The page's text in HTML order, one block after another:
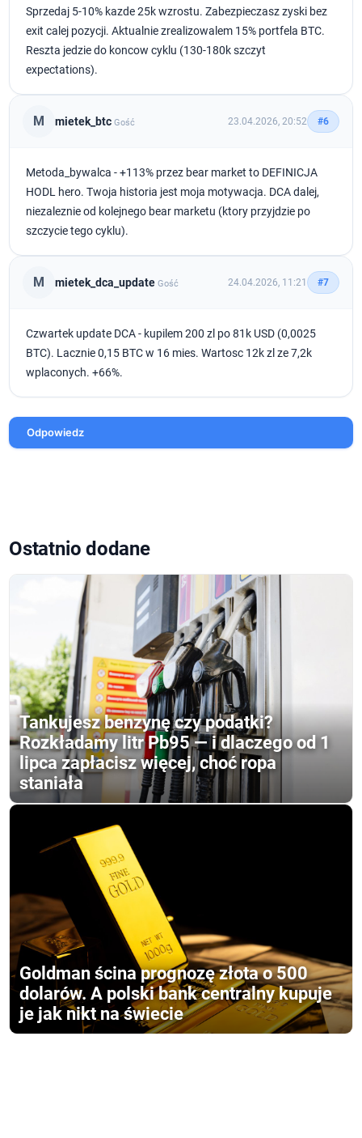
Sprzedaj 5-10% kazde 25k wzrostu. Zabezpieczasz zyski bez
exit calej pozycji. Aktualnie zrealizowalem 15% portfela BTC.
Reszta jedzie do koncow cyklu (130-180k szczyt
expectations).
M mietek_btc Gość 23.04.2026, 20:52 #6
Metoda_bywalca - +113% przez bear market to DEFINICJA
HODL hero. Twoja historia jest moja motywacja. DCA dalej,
niezaleznie od kolejnego bear marketu (ktory przyjdzie po
szczycie tego cyklu).
M mietek_dca_update Gość 24.04.2026, 11:21 #7
Czwartek update DCA - kupilem 200 zl po 81k USD (0,0025
BTC). Lacznie 0,15 BTC w 16 mies. Wartosc 12k zl ze 7,2k
wplaconych. +66%.
Odpowiedz
Ostatnio dodane
Tankujesz benzynę czy podatki?
Rozkładamy litr Pb95 — i dlaczego od 1
lipca zapłacisz więcej, choć ropa
staniała
Goldman ścina prognozę złota o 500
dolarów. A polski bank centralny kupuje
je jak nikt na świecie